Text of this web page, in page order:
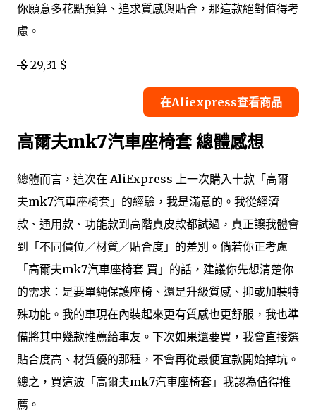
你願意多花點預算、追求質感與貼合，那這款絕對值得考
慮。
$ 29,31 $
在Aliexpress查看商品
高爾夫mk7汽車座椅套 總體感想
總體而言，這次在 AliExpress 上一次購入十款「高爾
夫mk7汽車座椅套」的經驗，我是滿意的。我從經濟
款、通用款、功能款到高階真皮款都試過，真正讓我體會
到「不同價位／材質／貼合度」的差別。倘若你正考慮
「高爾夫mk7汽車座椅套 買」的話，建議你先想清楚你
的需求：是要單純保護座椅、還是升級質感、抑或加裝特
殊功能。我的車現在內裝起來更有質感也更舒服，我也準
備將其中幾款推薦給車友。下次如果還要買，我會直接選
貼合度高、材質優的那種，不會再從最便宜款開始掉坑。
總之，買這波「高爾夫mk7汽車座椅套」我認為值得推
薦。